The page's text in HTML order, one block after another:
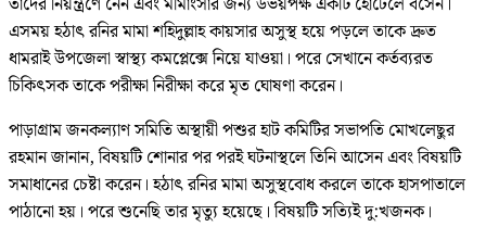
এসময় হঠাৎ রনির মামা শহিদুল্লাহ কায়সার অসুস্থ হয়ে পড়লে তাকে দ্রুত
ধামরাই উপজেলা স্বাস্থ্য কমপ্লেক্সে নিয়ে যাওয়া। পরে সেখানে কর্তব্যরত
চিকিৎসক তাকে পরীক্ষা নিরীক্ষা করে মৃত ঘোষণা করেন।
পাড়াগ্রাম জনকল্যাণ সমিতি অস্থায়ী পশুর হাট কমিটির সভাপতি মোখলেছুর
রহমান জানান, বিষয়টি শোনার পর পরই ঘটনাস্থলে তিনি আসেন এবং বিষয়টি
সমাধানের চেষ্টা করেন। হঠাৎ রনির মামা অসুস্থবোধ করলে তাকে হাসপাতালে
পাঠানো হয়। পরে শুনেছি তার মৃত্যু হয়েছে। বিষয়টি সত্যিই দু:খজনক।